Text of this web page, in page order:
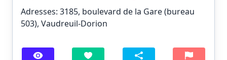
Adresses: 3185, boulevard de la Gare (bureau
503), Vaudreuil-Dorion